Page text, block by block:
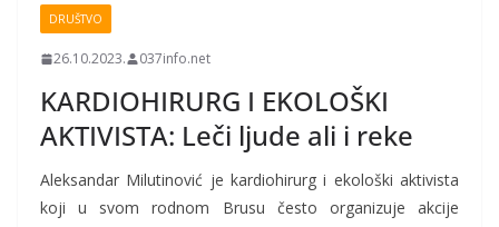
DRUŠTVO
26.10.2023. 037info.net
KARDIOHIRURG I EKOLOŠKI
AKTIVISTA: Leči ljude ali i reke
Aleksandar Milutinović je kardiohirurg i ekološki aktivista
koji u svom rodnom Brusu često organizuje akcije